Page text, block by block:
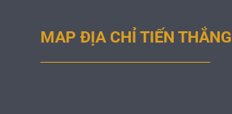
MAP ĐỊA CHỈ TIẾN THẮNG